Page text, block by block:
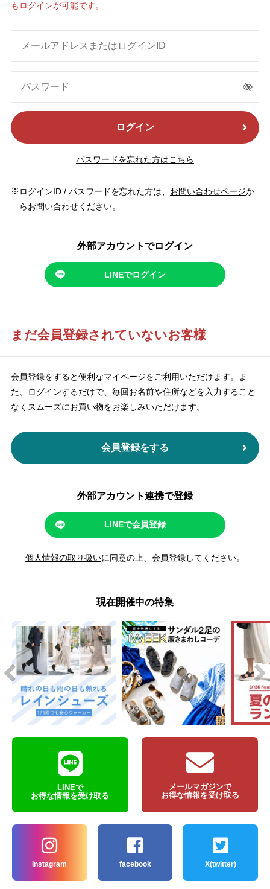
もログインが可能です。
ログイン
パスワードを忘れた方はこちら
ログインID / パスワードを忘れた方は、 お問い合わせページか
らお問い合わせください。
外部アカウントでログイン
LINEでログイン
まだ会員登録されていないお客様
会員登録をすると便利なマイページをご利用いただけます。
ま
た、ログインするだけで、毎回お名前や住所などを入力すること
なくスムーズにお買い物をお楽しみいただけます。
会員登録をする
外部アカウント連携で登録
LINEで会員登録
個人情報の取り扱いに同意の上、会員登録してください。
現在開催中の特集
LINEで
お得な情報を受け取る
メールマガジンで
お得な情報を受け取る
Instagram facebook X(twitter)